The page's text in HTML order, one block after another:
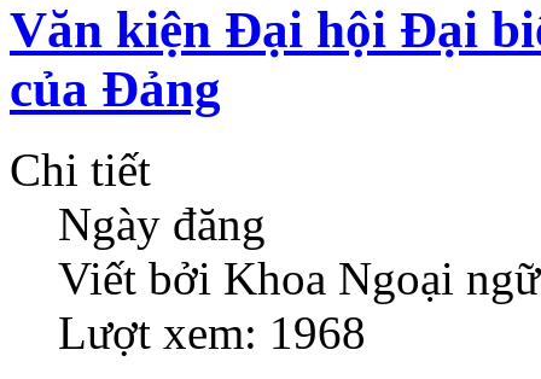
Văn kiện Đại hội Đại
của Đảng
Chi tiết
Ngày đăng
Viết bởi Khoa Ngoại ngữ
Lượt xem: 1968